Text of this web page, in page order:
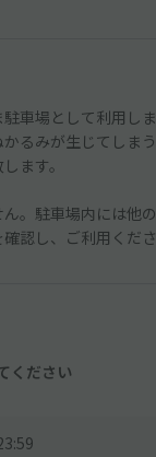
車場として利用し
るみが生じてしま
ます。
。駐車場内には他
認し、ご利用くださ
ください